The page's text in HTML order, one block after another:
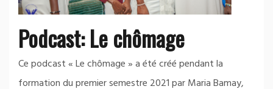
Podcast: Le chômage
Ce podcast « Le chômage » a été créé pendant la
formation du premier semestre 2021 par Maria Bamay,